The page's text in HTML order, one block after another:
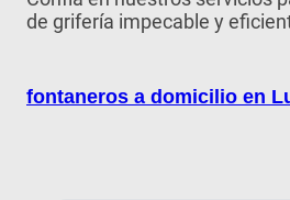
de grifería impecable y
fontaneros a domicilio en